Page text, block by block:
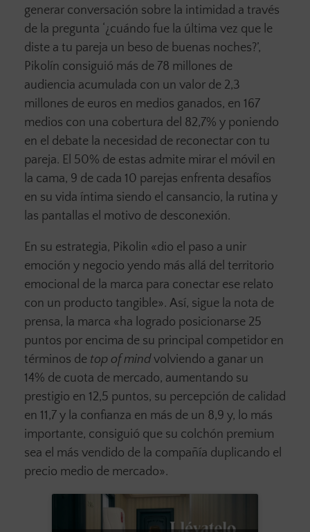
generar conversación sobre la intimidad a través
de la pregunta ‘¿cuándo fue la última vez que le
diste a tu pareja un beso de buenas noches?’,
Pikolín consiguió más de 78 millones de
audiencia acumulada con un valor de 2,3
millones de euros en medios ganados, en 167
medios con una cobertura del 82,7% y poniendo
en el debate la necesidad de reconectar con tu
pareja. El 50% de estas admite mirar el móvil en
la cama, 9 de cada 10 parejas enfrenta desafíos
en su vida íntima siendo el cansancio, la rutina y
las pantallas el motivo de desconexión.
En su estrategia, Pikolin «dio el paso a unir
emoción y negocio yendo más allá del territorio
emocional de la marca para conectar ese relato
con un producto tangible». Así, sigue la nota de
prensa, la marca «ha logrado posicionarse 25
puntos por encima de su principal competidor en
términos de top of mind volviendo a ganar un
14% de cuota de mercado, aumentando su
prestigio en 12,5 puntos, su percepción de calidad
en 11,7 y la confianza en más de un 8,9 y, lo más
importante, consiguió que su colchón premium
sea el más vendido de la compañía duplicando el
precio medio de mercado».